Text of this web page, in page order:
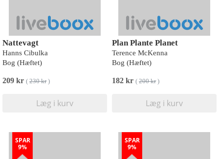
Nattevagt
Hanns Cibulka
Bog (Hæftet)
209 kr ( 230 kr)
Læg i kurv
Plan Plante Planet
Terence McKenna
Bog (Hæftet)
182 kr ( 200 kr)
Læg i kurv
SPAR
9%
SPAR
9%